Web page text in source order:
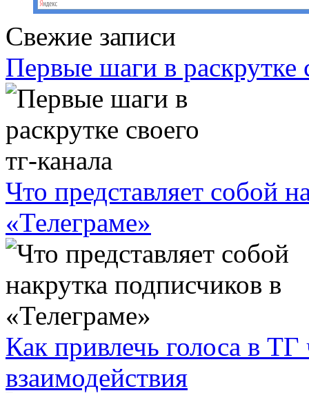
Свежие записи
Первые шаги в раскрутке
Что представляет собой
«Телеграме»
Как привлечь голоса в ТГ
взаимодействия